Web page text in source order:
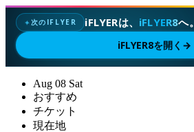
✦次のIFLYER iFLYERは、 iFLYER8へ。
iFLYER8を開く →
Aug 08 Sat
おすすめ
チケット
現在地